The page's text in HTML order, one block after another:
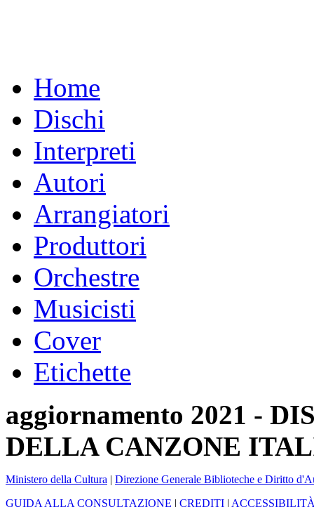
Home
Dischi
Interpreti
Autori
Arrangiatori
Produttori
Orchestre
Musicisti
Cover
Etichette
aggiornamento 2021 -
DELLA CANZONE
Ministero della Cultura | Direzione Generale Biblioteche e Diritto
GUIDA ALLA CONSULTAZIONE | CREDITI |